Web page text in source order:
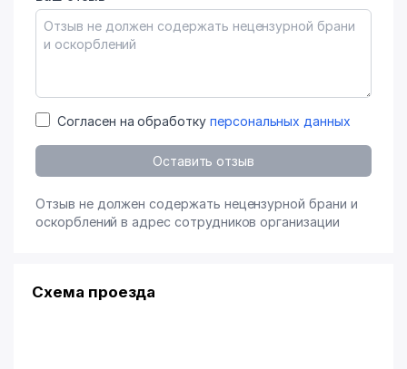
Согласен на обработку персональных данных
Оставить отзыв
Отзыв не должен содержать нецензурной брани и
оскорблений в адрес сотрудников организации
Схема проезда